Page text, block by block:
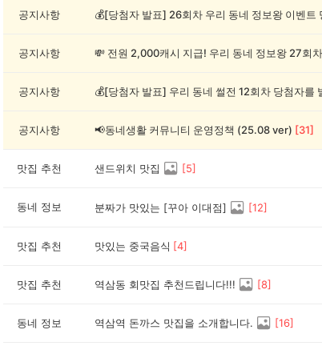
공지사항
공지사항
공지사항
공지사항 📢동네생활 커뮤니티 운영정책 (25.08 ver) [31]
맛집 추천 샌드위치 맛집 [5]
동네 정보 분짜가 맛있는 [꾸아 이대점] [12]
맛집 추천 맛있는 중국음식 [4]
맛집 추천 역삼동 회맛집 추천드립니다!!! [8]
동네 정보 역삼역 돈까스 맛집을 소개합니다. [16]